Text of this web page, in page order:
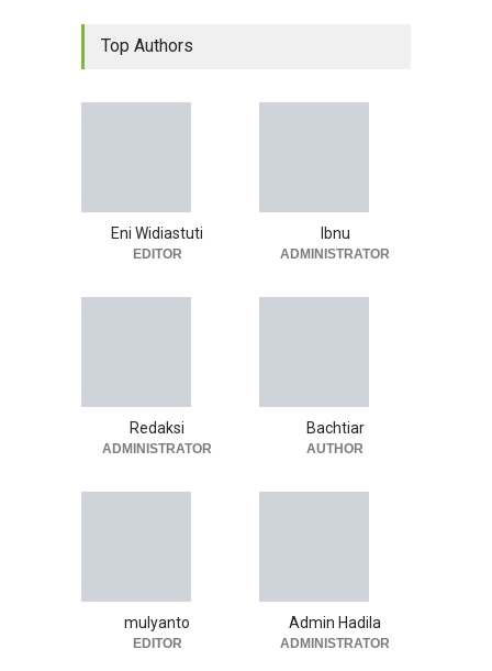
Top Authors
Eni Widiastuti
EDITOR
Ibnu
ADMINISTRATOR
Redaksi
ADMINISTRATOR
Bachtiar
AUTHOR
mulyanto
EDITOR
Admin Hadila
ADMINISTRATOR